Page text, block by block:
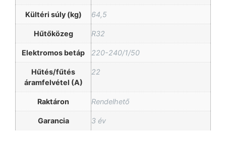
Kültéri súly (kg) 64,5
Hűtőközeg R32
Elektromos betáp 220-240/1/50
Hűtés/fűtés
áramfelvétel (A)
22
Raktáron Rendelhető
Garancia 3 év